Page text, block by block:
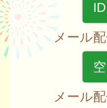
メール
メール